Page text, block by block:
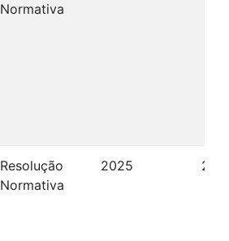
Normativa
Resolução
Normativa
2025 24/